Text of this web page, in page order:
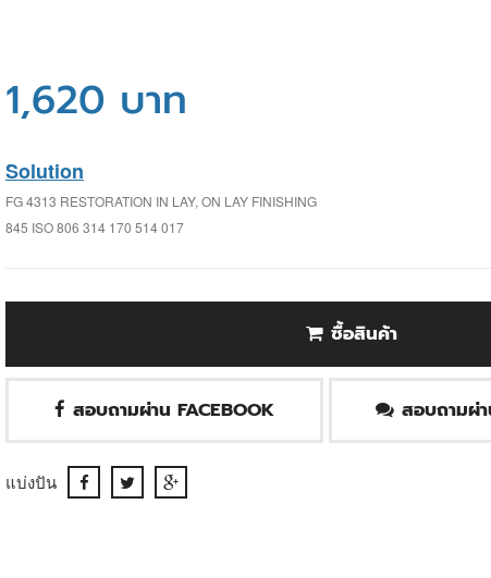
1,620 บาท
Solution
FG 4313 RESTORATION IN LAY, ON LAY FINISHING
845 ISO 806 314 170 514 017
ซื้อสินค้า
สอบถามผ่าน FACEBOOK สอบถามผ่
แบ่งปัน